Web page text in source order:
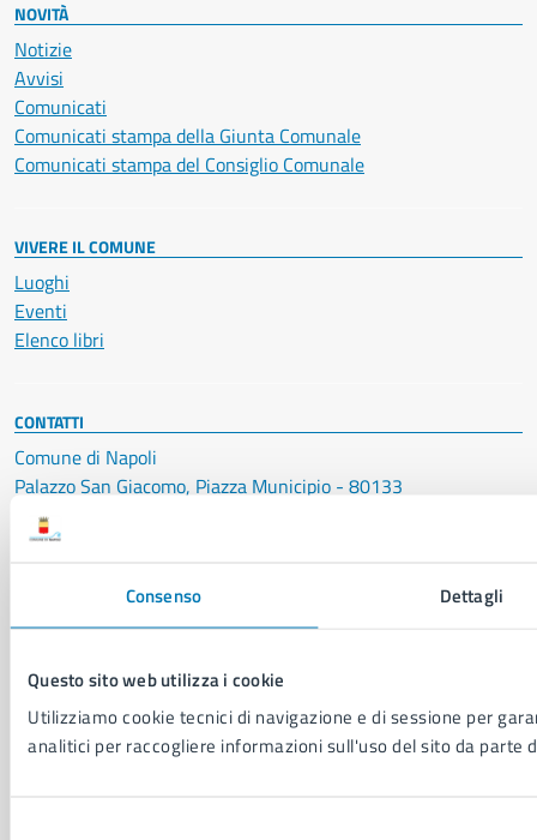
Consenso Dettagli
Questo sito web utilizza i cookie
Utilizziamo cookie tecnici di navigazione e di sessione per
analitici per raccogliere informazioni sull'uso del sito da parte
NOVITÀ
Notizie
Avvisi
Comunicati
Comunicati stampa della Giunta Comunale
Comunicati stampa del Consiglio Comunale
VIVERE IL COMUNE
Luoghi
Eventi
Elenco libri
CONTATTI
Comune di Napoli
Palazzo San Giacomo, Piazza Municipio - 80133
P. IVA: 01207650639
LEI: 8156007FF4DEB97ABA09
PEC:urp@pec.comune.napoli.it
Centralino unico:0817951111
Leggi le FAQ